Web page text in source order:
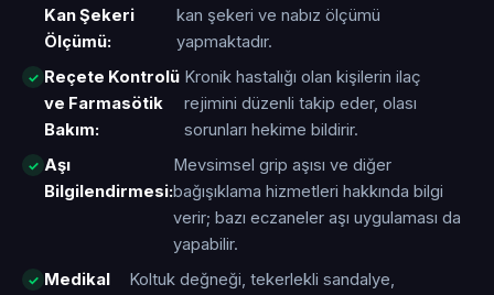
Kan Şekeri
Ölçümü:
kan şekeri ve nabız ölçümü
yapmaktadır.
Reçete Kontrolü
ve Farmasötik
Bakım:
Kronik hastalığı olan kişilerin ilaç
rejimini düzenli takip eder, olası
sorunları hekime bildirir.
Aşı
Bilgilendirmesi:
Mevsimsel grip aşısı ve diğer
bağışıklama hizmetleri hakkında bilgi
verir; bazı eczaneler aşı uygulaması da
yapabilir.
Medikal
Koltuk değneği, tekerlekli sandalye,